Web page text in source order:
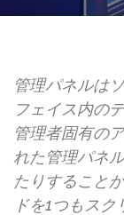
管理パネルは
フェイス内の
管理者固有の
れた管理パネ
たりすること
ドを1つもス